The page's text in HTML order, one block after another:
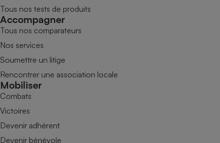
Tous nos tests de produits
Accompagner
Tous nos comparateurs
Nos services
Soumettre un litige
Rencontrer une association locale
Mobiliser
Combats
Victoires
Devenir adhérent
Devenir bénévole